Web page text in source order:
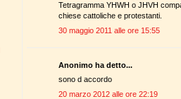
Tetragramma YHWH o JHVH
chiese cattoliche e protestanti.
30 maggio 2011 alle ore 15:55
Anonimo ha detto...
sono d accordo
20 marzo 2012 alle ore 22:19